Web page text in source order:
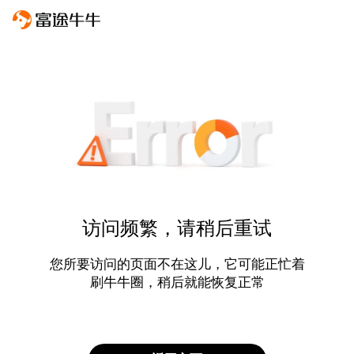
访问频繁，请稍后重试
您所要访问的页面不在这儿，它可能正忙着
刷牛牛圈，稍后就能恢复正常